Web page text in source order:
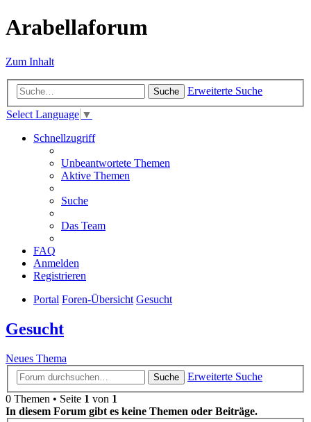
Arabellaforum
Zum Inhalt
Suche
Erweiterte Suche
Select Language ▼
Schnellzugriff
Unbeantwortete Themen
Aktive Themen
Suche
Das Team
FAQ
Anmelden
Registrieren
Portal Foren-Übersicht Gesucht
Gesucht
Neues Thema
Suche
Erweiterte Suche
0 Themen • Seite 1 von 1
In diesem Forum gibt es keine Themen oder Beiträge.